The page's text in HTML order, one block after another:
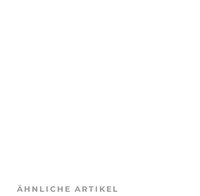
ÄHNLICHE ARTIKEL